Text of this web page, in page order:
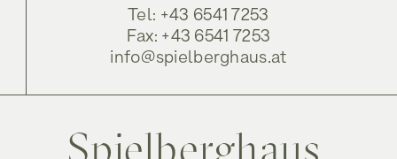
Tel: +43 6541 7253
Fax: +43 6541 7253
info@spielberghaus.at
Spielberghaus,